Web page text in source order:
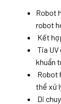
Robot
robot
Kết
Tia
khuẩn
Robot
thể xử
Di